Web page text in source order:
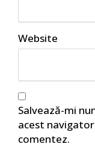
Website
Salvează-mi
acest
comentez.